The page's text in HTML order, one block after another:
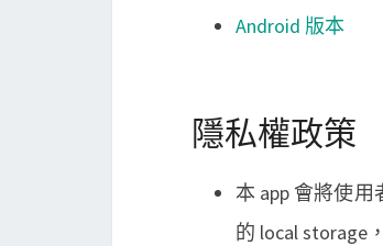
Android 版本
隱私權政策
本 app 會將使
的 local storage